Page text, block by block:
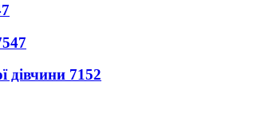
дівчини 7152